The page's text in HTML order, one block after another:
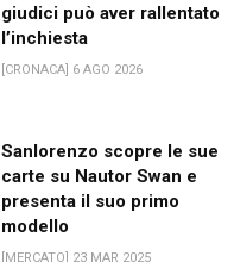
giudici può aver rallentato
l’inchiesta
[CRONACA] 6 AGO 2026
Sanlorenzo scopre le sue
carte su Nautor Swan e
presenta il suo primo
modello
[MERCATO] 23 MAR 2025